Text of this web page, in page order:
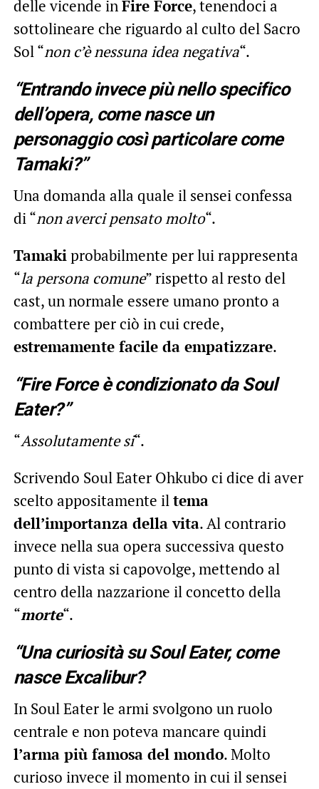
delle vicende inFire Force, tenendoci a
sottolineare che riguardo al culto del Sacro
Sol “non c’è nessuna idea negativa“.
“Entrando invece più nello specifico
dell’opera, come nasce un
personaggio così particolare come
Tamaki?”
Una domanda alla quale il sensei confessa
di “non averci pensato molto“.
Tamakiprobabilmente per lui rappresenta
“la persona comune” rispetto al resto del
cast, un normale essere umano pronto a
combattere per ciò in cui crede,
estremamente facile da empatizzare.
“Fire Force è condizionato da Soul
Eater?”
“Assolutamente si“.
Scrivendo Soul Eater Ohkubo ci dice di aver
scelto appositamente iltema
dell’importanza della vita. Al contrario
invece nella sua opera successiva questo
punto di vista si capovolge, mettendo al
centro della nazzarione il concetto della
“morte“.
“Una curiosità su Soul Eater, come
nasce Excalibur?
In Soul Eater le armi svolgono un ruolo
centrale e non poteva mancare quindi
l’arma più famosa del mondo. Molto
curioso invece il momento in cui il sensei